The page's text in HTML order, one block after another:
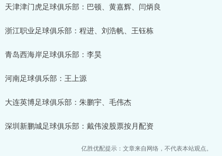
天津津门虎足球俱乐部：巴顿、黄嘉辉、闫炳良
浙江职业足球俱乐部：程进、刘浩帆、王钰栋
青岛西海岸足球俱乐部：李昊
河南足球俱乐部：王上源
大连英博足球俱乐部：朱鹏宇、毛伟杰
深圳新鹏城足球俱乐部：戴伟浚股票按月配资
亿胜优配提示：文章来自网络，不代表本站观点。